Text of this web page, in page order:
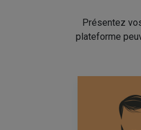
Présentez
plateforme